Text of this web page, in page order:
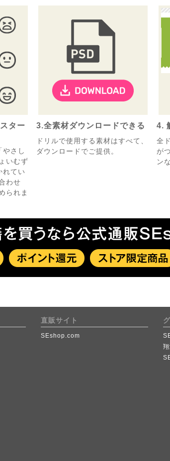
ター
やさし
いむず
てい
わせ
られま
3.全素材ダウンロードできる
ドリルで使用する素材はすべて、
ダウンロードでご提供。
4.
全
が
ン
直販サイト
SEshop.com